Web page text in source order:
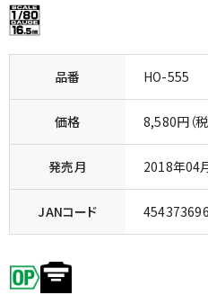
品番 HO-555
価格 8,580円（税
発売月 2018年04
JANコード